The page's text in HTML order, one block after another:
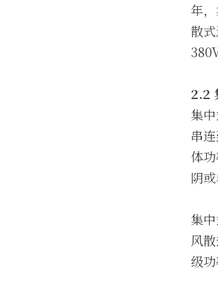
年
散
2.2
集
串
体
阴
集
风
级